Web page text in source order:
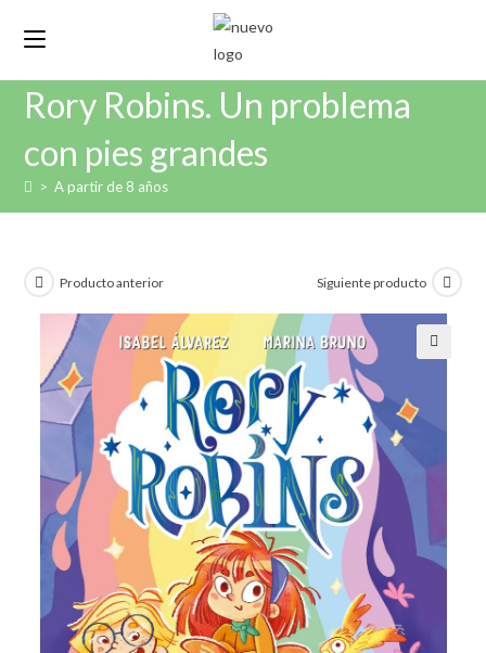
Rory Robins. Un problema
con pies grandes
> A partir de 8 años
Producto anterior Siguiente producto